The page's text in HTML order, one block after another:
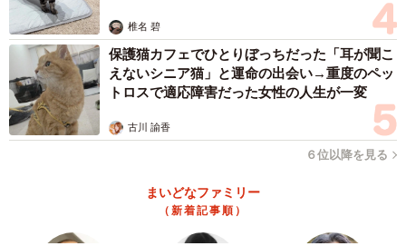
ビビりでいつも隠れていたね そんな子猫が心
を開いてくれた日 今では金継ぎアクセサリー
体験教室の人気キャラに
西松 宏
2025.05.18
万博で盛り上がるGWの大阪ベイエリアで保護
猫たちとたわむれてみませんか？ 「ジオラマ
×保護猫」個性豊かな猫たちに癒されるひとと
2025.05.02
飼い主が亡くなり、引き取った息子が脳梗塞で
倒れて… 保護して猫に伝えたときに見た「忘